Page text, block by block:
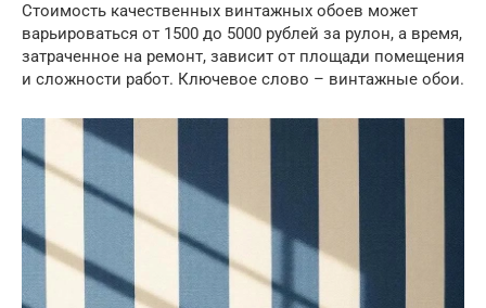
Стоимость качественных винтажных обоев может
варьироваться от 1500 до 5000 рублей за рулон, а время,
затраченное на ремонт, зависит от площади помещения
и сложности работ. Ключевое слово – винтажные обои.